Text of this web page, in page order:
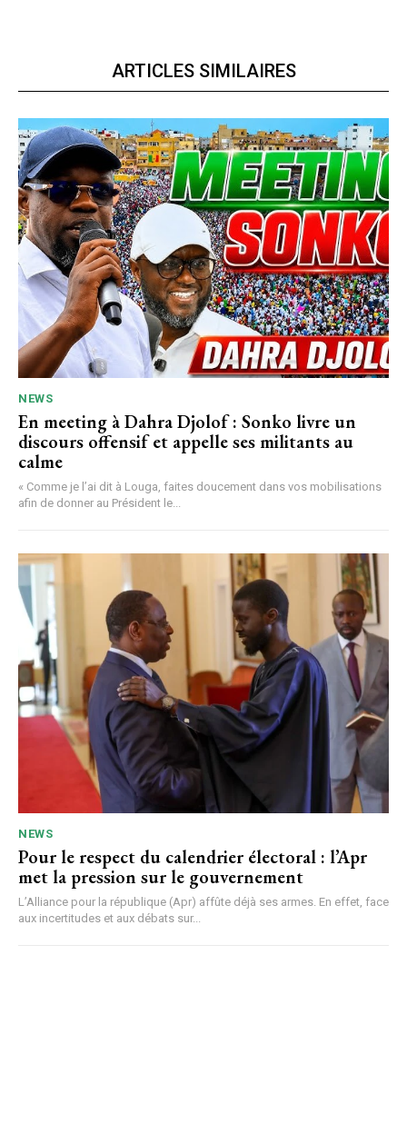
ARTICLES SIMILAIRES
NEWS
En meeting à Dahra Djolof : Sonko livre un
discours offensif et appelle ses militants au
calme
« Comme je l’ai dit à Louga, faites doucement dans vos mobilisations
afin de donner au Président le...
NEWS
Pour le respect du calendrier électoral : l’Apr
met la pression sur le gouvernement
L’Alliance pour la république (Apr) affûte déjà ses armes. En effet, face
aux incertitudes et aux débats sur...